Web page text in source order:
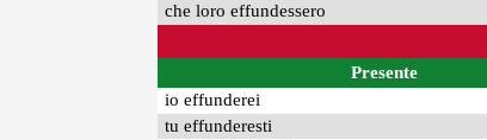
che loro effundessero
Presente
io effunderei
tu effunderesti